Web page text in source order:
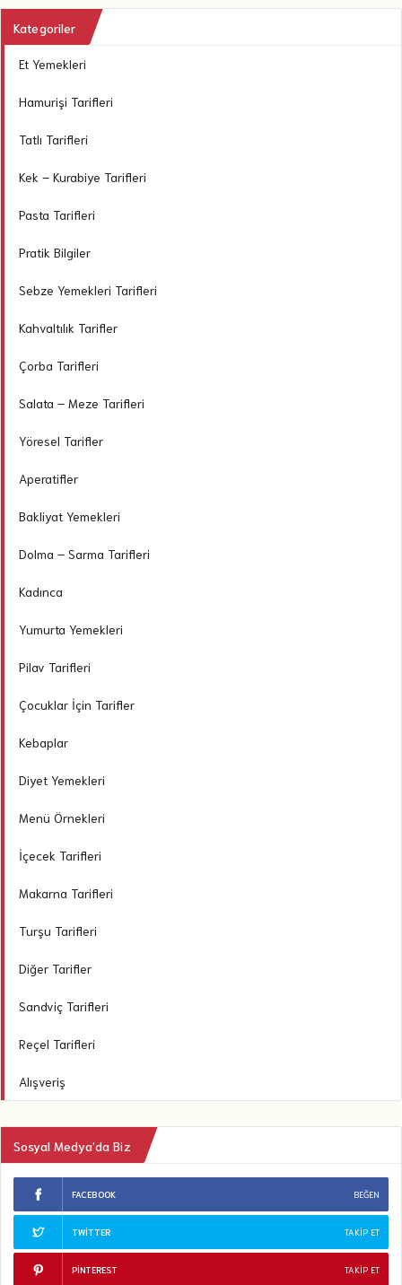
Kategoriler
Et Yemekleri
Hamurişi Tarifleri
Tatlı Tarifleri
Kek – Kurabiye Tarifleri
Pasta Tarifleri
Pratik Bilgiler
Sebze Yemekleri Tarifleri
Kahvaltılık Tarifler
Çorba Tarifleri
Salata – Meze Tarifleri
Yöresel Tarifler
Aperatifler
Bakliyat Yemekleri
Dolma – Sarma Tarifleri
Kadınca
Yumurta Yemekleri
Pilav Tarifleri
Çocuklar İçin Tarifler
Kebaplar
Diyet Yemekleri
Menü Örnekleri
İçecek Tarifleri
Makarna Tarifleri
Turşu Tarifleri
Diğer Tarifler
Sandviç Tarifleri
Reçel Tarifleri
Alışveriş
Sosyal Medya’da Biz
FACEBOOK BEĞEN
TWITTER TAKIP ET
PINTEREST TAKIP ET